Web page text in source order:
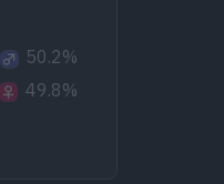
50.2%
49.8%